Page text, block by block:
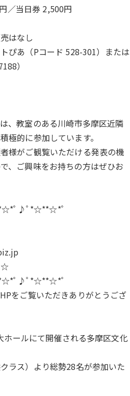
／当日券 2,500円
はなし
ぴあ（Pコード 528-301）または
）
、教室のある川崎市多摩区近隣
極的に参加しています。
様がご観覧いただける発表の機
、ご興味をお持ちの方はぜひお
ﾟ♪ﾟ*☆**☆*ﾟ
☆
ﾟ♪ﾟ*☆**☆*ﾟ
をご覧いただきありがとうござ
ールにて開催される多摩区文化
ラス）より総勢28名が参加いた